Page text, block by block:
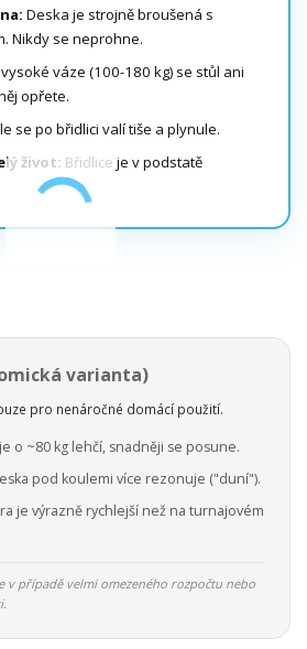
Deska je strojně broušená s
Nikdy se neprohne.
váze (100-180 kg) se stůl ani
opřete.
se po břidlici valí tiše a plynule.
život: Břidlice je v podstatě
varianta)
pro nenáročné domácí použití.
o ~80 kg lehčí, snadněji se posune.
pod koulemi více rezonuje ("duní").
je výrazně rychlejší než na turnajovém
v případě velmi omezeného rozpočtu nebo